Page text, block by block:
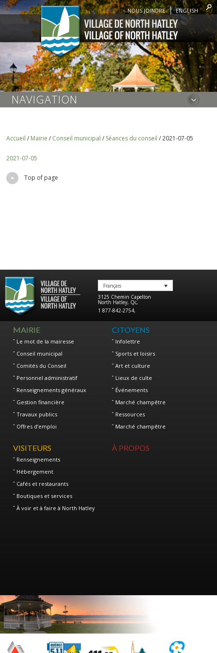
NOUS JOINDRE ENGLISH
NAVIGATION
Accueil / Mairie / Conseil municipal / Séances du conseil /2021-07-05
2021-07-05
Top of page
Français
3125 Chemin Capelton
North Hatley, Qc,
1 877-842-2754,
MAIRIE
Le mot de la mairesse
Conseil municipal
Comités du Conseil
Personnel administratif
Renseignements généraux
Gestion financière
Travaux publics
Offres d’emploi
CITOYENS
Infolettre
Sports et loisirs
Art et culture
Lieux de culte
Événements
Marché champêtre
Ressources
Marché champêtre
VISITEURS
Renseignements
Hébergement
Cafés et restaurants
Boutiques et services
À voir et à faire à North Hatley
À PROPOS